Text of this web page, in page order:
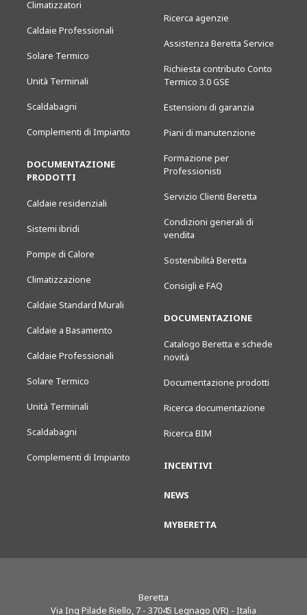
Climatizzatori
Caldaie Professionali
Solare Termico
Unità Terminali
Scaldabagni
Complementi di Impianto
DOCUMENTAZIONE
PRODOTTI
Caldaie residenziali
Sistemi ibridi
Pompe di Calore
Climatizzazione
Caldaie Standard Murali
Caldaie a Basamento
Caldaie Professionali
Solare Termico
Unità Terminali
Scaldabagni
Complementi di Impianto
Ricerca agenzie
Assistenza Beretta Service
Richiesta contributo Conto
Termico 3.0 GSE
Estensioni di garanzia
Piani di manutenzione
Formazione per
Professionisti
Servizio Clienti Beretta
Condizioni generali di
vendita
Sostenibilità Beretta
Consigli e FAQ
DOCUMENTAZIONE
Catalogo Beretta e schede
novità
Documentazione prodotti
Ricerca documentazione
Ricerca BIM
INCENTIVI
NEWS
MYBERETTA
Beretta
Via Ing Pilade Riello, 7 - 37045 Legnago (VR) - Italia